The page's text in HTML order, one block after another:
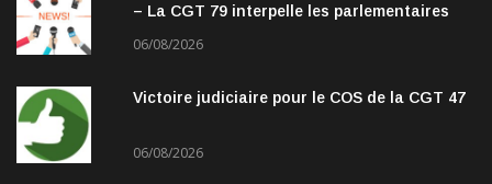
– La CGT 79 interpelle les parlementaires
06/08/2026
Victoire judiciaire pour le COS de la CGT 47
06/08/2026